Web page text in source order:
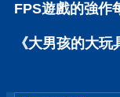
FPS遊戲的強作
《大男孩的大